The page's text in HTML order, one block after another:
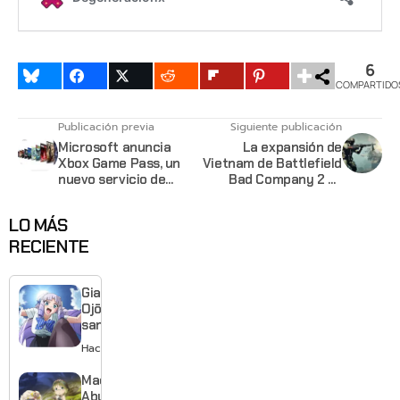
6
Publicación previa
Microsoft anuncia
Xbox Game Pass, un
nuevo servicio de
Siguiente publicación
La expansión de
Vietnam de Battlefield
Bad Company 2 se
LO MÁS
RECIENTE
Giant
Ojō-
sama
revela
visual y
confirma
estreno
Hace 1 día
Made in
Abyss: